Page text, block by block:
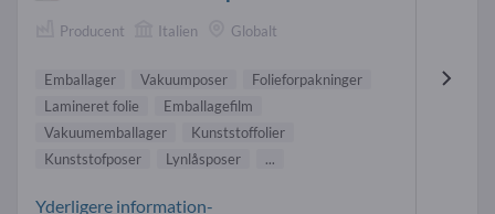
Producent Italien Globalt
Emballager Vakuumposer
Folieforpakninger
Lamineret folie
Emballagefilm
Vakuumemballager
Kunststoffolier
Kunststofposer
Lynlåsposer ...
Yderligere information-